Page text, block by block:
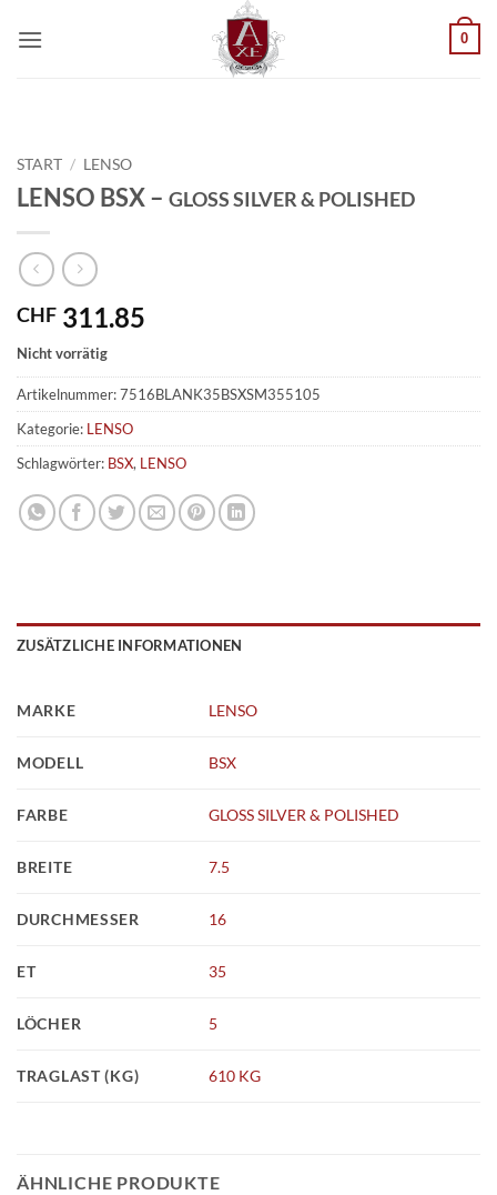
Inhalt
0
START / LENSO
LENSO BSX – GLOSS SILVER & POLISHED
CHF 311.85
Nicht vorrätig
Artikelnummer:7516BLANK35BSXSM355105
Kategorie: LENSO
Schlagwörter: BSX, LENSO
ZUSÄTZLICHE INFORMATIONEN
MARKE LENSO
MODELL BSX
FARBE GLOSS SILVER & POLISHED
BREITE 7.5
DURCHMESSER 16
ET 35
LÖCHER 5
TRAGLAST (KG) 610 KG
ÄHNLICHE PRODUKTE